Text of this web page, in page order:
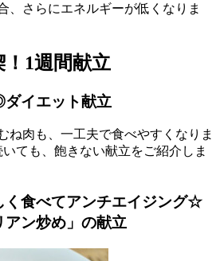
、さらにエネルギーが低くなりま
1週間献立
イエット献立
ね肉も、一工夫で食べやすくなりま
ても、飽きない献立をご紹介しま
く食べてアンチエイジング☆
アン炒め」の献立